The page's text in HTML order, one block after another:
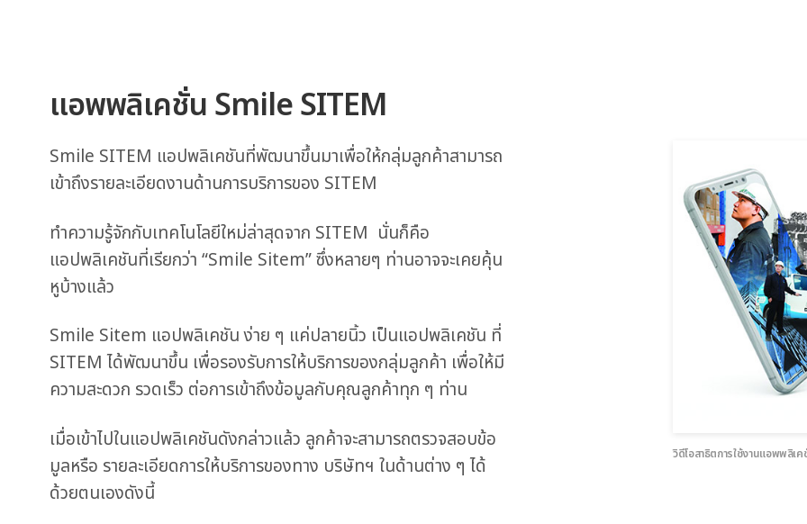
แอพพลิเคชั่น Smile SITEM
Smile SITEM แอปพลิเคชันที่พัฒนาขึ้นมาเพื่อให้กลุ่มลูกค้าสามารถ
เข้าถึงรายละเอียดงานด้านการบริการของ SITEM
ทำความรู้จักกับเทคโนโลยีใหม่ล่าสุดจาก SITEM นั่นก็คือ
แอปพลิเคชันที่เรียกว่า “Smile Sitem” ซึ่งหลายๆ ท่านอาจจะเคยคุ้น
หูบ้างแล้ว
Smile Sitem แอปพลิเคชัน ง่าย ๆ แค่ปลายนิ้ว เป็นแอปพลิเคชัน ที่
SITEM ได้พัฒนาขึ้น เพื่อรองรับการให้บริการของกลุ่มลูกค้า เพื่อให้มี
ความสะดวก รวดเร็ว ต่อการเข้าถึงข้อมูลกับคุณลูกค้าทุก ๆ ท่าน
เมื่อเข้าไปในแอปพลิเคชันดังกล่าวแล้ว ลูกค้าจะสามารถตรวจสอบข้อ
มูลหรือ รายละเอียดการให้บริการของทาง บริษัทฯ ในด้านต่าง ๆ ได้
ด้วยตนเองดังนี้
วิดีโอสาธิตการใช้งานแอพพลิเ